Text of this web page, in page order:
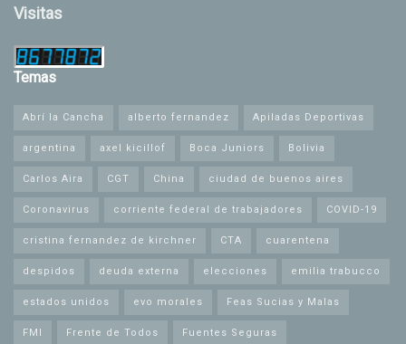
Visitas
Temas
Abrí la Cancha alberto fernandez Apiladas Deportivas
argentina axel kicillof Boca Juniors Bolivia
Carlos Aira CGT China ciudad de buenos aires
Coronavirus corriente federal de trabajadores COVID-19
cristina fernandez de kirchner CTA cuarentena
despidos deuda externa elecciones emilia trabucco
estados unidos evo morales Feas Sucias y Malas
FMI Frente de Todos Fuentes Seguras